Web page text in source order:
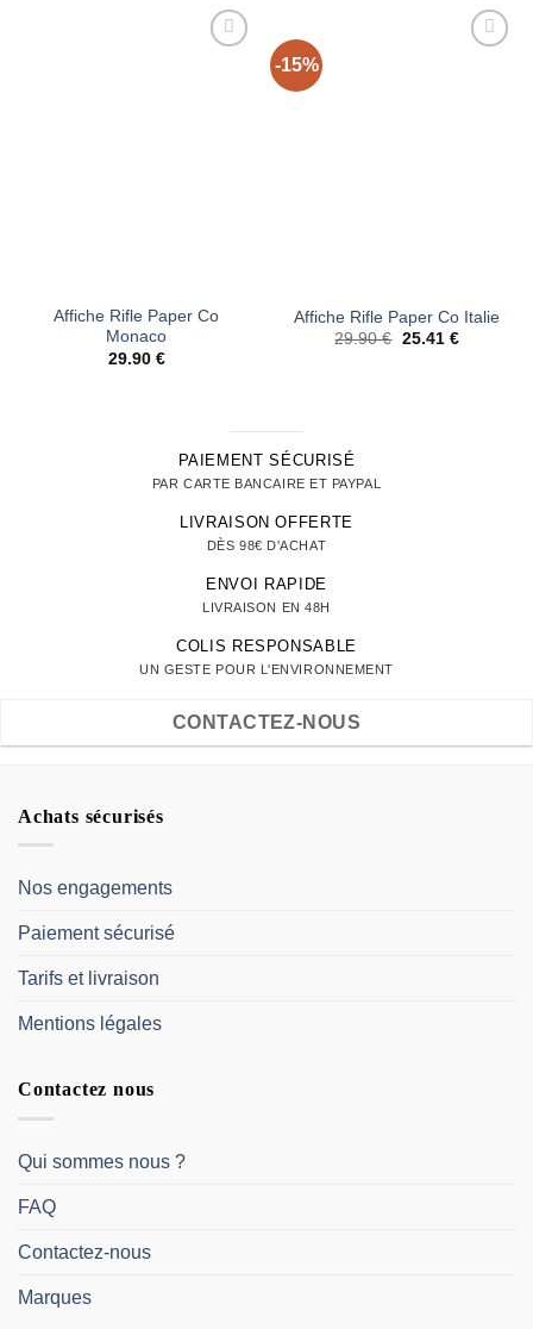
Affiche Rifle Paper Co
Monaco
29.90 €
-15%
Affiche Rifle Paper Co Italie
29.90€ Le
25.41 €Le
PAIEMENT SÉCURISÉ
PAR CARTE BANCAIRE ET PAYPAL
LIVRAISON OFFERTE
DÈS 98€ D'ACHAT
ENVOI RAPIDE
LIVRAISON EN 48H
COLIS RESPONSABLE
UN GESTE POUR L'ENVIRONNEMENT
CONTACTEZ-NOUS
Achats sécurisés
Nos engagements
Paiement sécurisé
Tarifs et livraison
Mentions légales
Contactez nous
Qui sommes nous ?
FAQ
Contactez-nous
Marques